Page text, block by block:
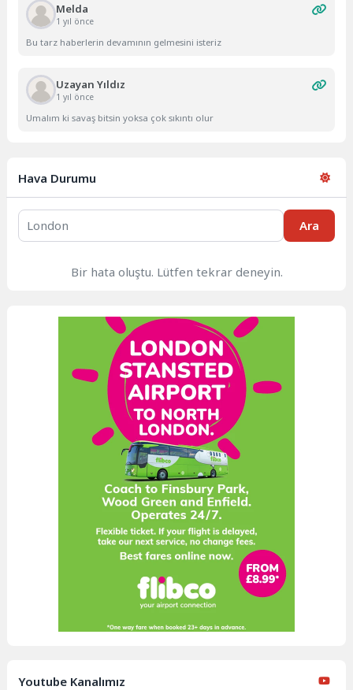
Melda
1 yıl önce
Bu tarz haberlerin devamının gelmesini isteriz
Uzayan Yıldız
1 yıl önce
Umalım ki savaş bitsin yoksa çok sıkıntı olur
Hava Durumu
Ara
Bir hata oluştu. Lütfen tekrar deneyin.
Youtube Kanalımız